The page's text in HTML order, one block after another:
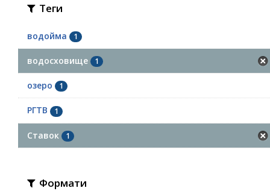
Теги
водойма 1
водосховище 1
озеро 1
РГТВ 1
Ставок 1
Формати